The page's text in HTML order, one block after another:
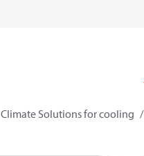
Climate Solutions for cooling